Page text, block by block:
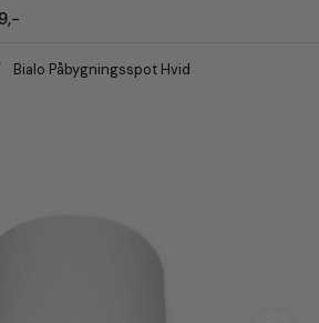
Bialo Påbygningsspot Hvid